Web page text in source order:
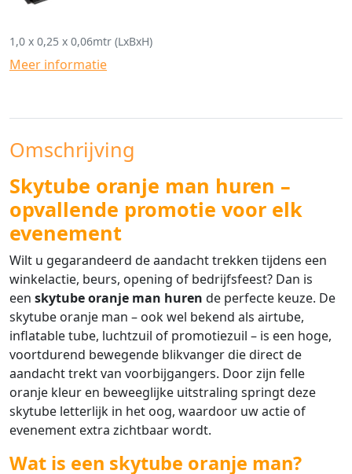
Omschrijving
Skytube oranje man huren –
opvallende promotie voor elk
evenement
Wilt u gegarandeerd de aandacht trekken tijdens een
winkelactie, beurs, opening of bedrijfsfeest? Dan is
een skytube oranje man huren de perfecte keuze. De
skytube oranje man – ook wel bekend als airtube,
inflatable tube, luchtzuil of promotiezuil – is een hoge,
voortdurend bewegende blikvanger die direct de
aandacht trekt van voorbijgangers. Door zijn felle
oranje kleur en beweeglijke uitstraling springt deze
skytube letterlijk in het oog, waardoor uw actie of
evenement extra zichtbaar wordt.
Wat is een skytube oranje man?
1,0 x 0,25 x 0,06mtr (LxBxH)
Meer informatie